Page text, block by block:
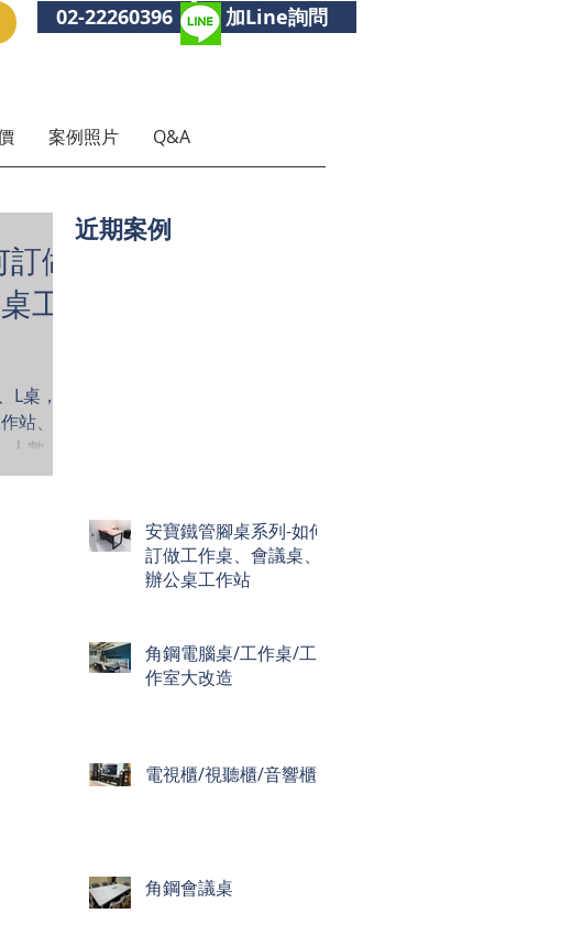
02-22260396 加Line詢問
案例照片 Q&A
做
工
桌，歡
站、開
數、
專人線
近期案例
安寶鐵管腳桌系列-如何
訂做工作桌、會議桌、
辦公桌工作站
角鋼電腦桌/工作桌/工
作室大改造
電視櫃/視聽櫃/音響櫃
角鋼會議桌